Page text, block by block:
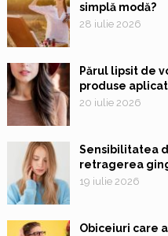
simplă modă?
28 iulie 2026
Părul lipsit de
produse
20 iulie 2026
Sensibilitatea
retragerea
19 iulie 2026
Obiceiuri care